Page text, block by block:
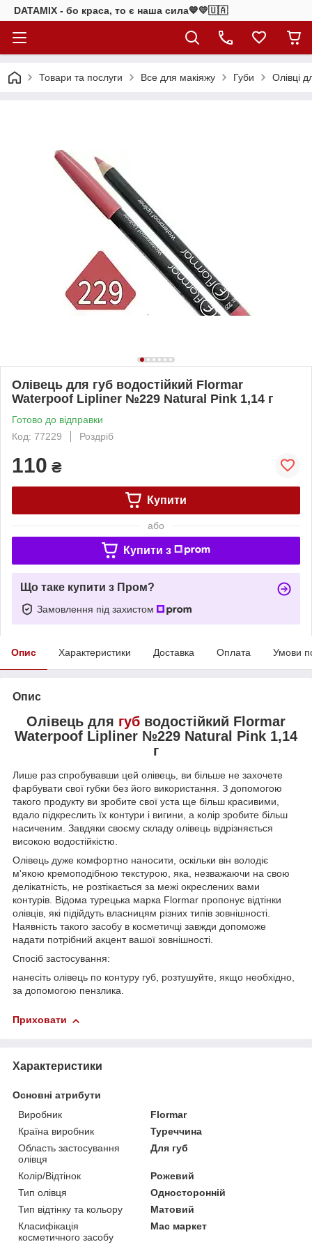
DATAMIX - бо краcа, то є наша сила​💙💛🇺🇦​
Товари та послуги Все для макіяжу Губи Олівці
Олівець для губ водостійкий Flormar
Waterpoof Lipliner №229 Natural Pink 1,14 г
Готово до відправки
Код: 77229
Роздріб
110 ₴
Купити
або
Купити з
Що таке купити з Пром?
Замовлення під захистом
Опис Характеристики Доставка Оплата Умови
Опис
Олівець для губ водостійкий Flormar
Waterpoof Lipliner №229 Natural Pink 1,14
г
Лише раз спробувавши цей олівець, ви більше не захочете
фарбувати свої губки без його використання. З допомогою
такого продукту ви зробите свої уста ще більш красивими,
вдало підкреслить їх контури і вигини, а колір зробите більш
насиченим. Завдяки своєму складу олівець відрізняється
високою водостійкістю.
Олівець дуже комфортно наносити, оскільки він володіє
м'якою кремоподібною текстурою, яка, незважаючи на свою
делікатність, не розтікається за межі окреслених вами
контурів. Відома турецька марка Flormar пропонує відтінки
олівців, які підійдуть власницям різних типів зовнішності.
Наявність такого засобу в косметичці завжди допоможе
надати потрібний акцент вашої зовнішності.
Спосіб застосування:
нанесіть олівець по контуру губ, розтушуйте, якщо необхідно,
за допомогою пензлика.
Приховати
Характеристики
Основні атрибути
Виробник
Flormar
Країна виробник
Туреччина
Область застосування
олівця
Для губ
Колір/Відтінок
Рожевий
Тип олівця
Односторонній
Тип відтінку та кольору
Матовий
Класифікація
косметичного засобу
Мас маркет